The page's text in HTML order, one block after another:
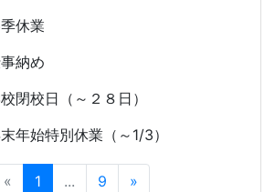
休業
納め
閉校日（～２８日）
年始特別休業（～ 1/3）
« 1 ... 9 »